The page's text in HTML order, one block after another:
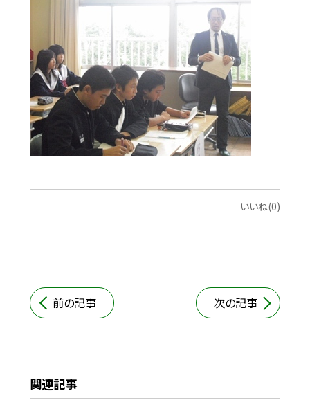
いいね(0)
前の記事 次の記事
関連記事